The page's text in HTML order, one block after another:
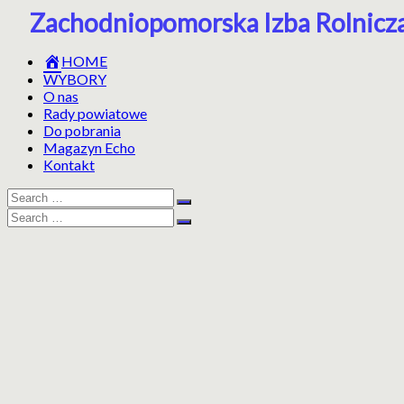
SkipZachodniopomorska Izba
HOME
WYBORY
O nas
Rady powiatowe
Do pobrania
Magazyn Echo
Kontakt
Search
for:
Search
Search
for:
Search